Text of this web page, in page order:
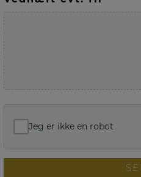
Jeg er ikke en robot